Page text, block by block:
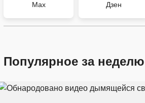
Max Дзен
Популярное за неделю